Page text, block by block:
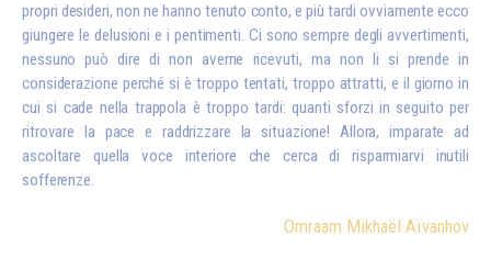
propri desideri, non ne hanno tenuto conto, e più tardi ovviamente ecco
giungere le delusioni e i pentimenti. Ci sono sempre degli avvertimenti,
nessuno può dire di non averne ricevuti, ma non li si prende in
considerazione perché si è troppo tentati, troppo attratti, e il giorno in
cui si cade nella trappola è troppo tardi: quanti sforzi in seguito per
ritrovare la pace e raddrizzare la situazione! Allora, imparate ad
ascoltare quella voce interiore che cerca di risparmiarvi inutili
sofferenze.
Omraam Mikhaël Aïvanhov